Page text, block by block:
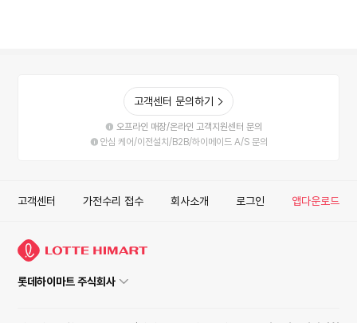
고객센터 문의하기
오프라인 매장/온라인 고객지원센터 문의
안심 케어/이전설치/B2B/하이메이드 A/S 문의
고객센터 가전수리 접수 회사소개 로그인 앱다운로드
롯데하이마트 주식회사